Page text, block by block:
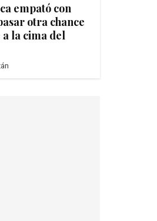
empató con
otra chance
la cima del